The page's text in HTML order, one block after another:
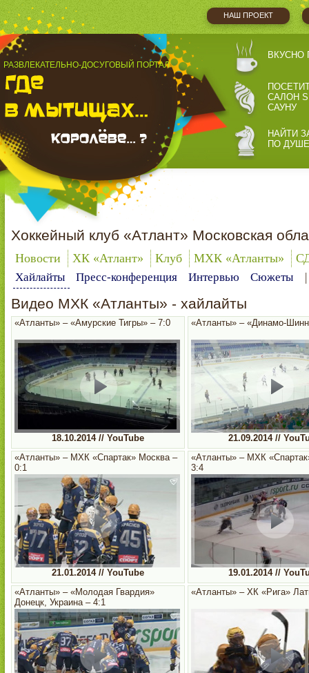
НАШ ПРОЕКТ
РАЗВЛЕКАТЕЛЬНО-ДОСУГОВЫЙ ПОРТАЛ
ВКУСНО
САЛОН
САУНУ
НАЙТИ
ПО ДУШЕ
Хоккейный клуб «Атлант» Московская
Новости ХК «Атлант» Клуб МХК «Атланты»
Хайлайты Пресс-конференция Интервью Сюжеты |
Видео МХК «Атланты» - хайлайты
«Атланты» – «Амурские Тигры» – 7:0
18.10.2014 // YouTube
«Атланты» – «Динамо-
21.09.2014 //
«Атланты» – МХК «Спартак» Москва –
0:1
21.01.2014 // YouTube
«Атланты» – МХК
3:4
19.01.2014 //
«Атланты» – «Молодая Гвардия»
Донецк, Украина – 4:1
«Атланты» – ХК «Рига»